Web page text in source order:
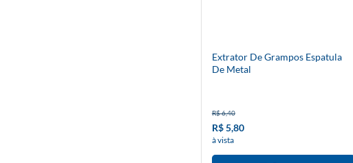
Extrator De Grampos Espatula
De Metal
R$ 6,40
R$ 5,80
à vista